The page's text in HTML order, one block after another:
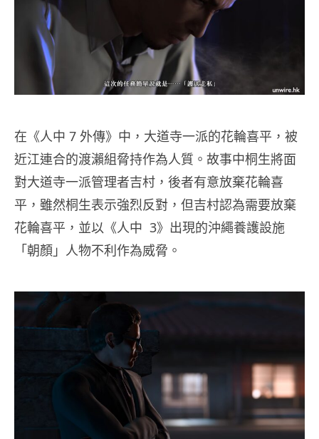
在《人中 7 外傳》中，大道寺一派的花輪喜平，被
近江連合的渡瀨組脅持作為人質。故事中桐生將面
對大道寺一派管理者吉村，後者有意放棄花輪喜
平，雖然桐生表示強烈反對，但吉村認為需要放棄
花輪喜平，並以《人中 3》出現的沖繩養護設施
「朝顏」人物不利作為威脅。